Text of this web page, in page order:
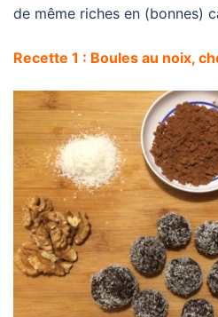
de même riches en (bonnes)
Recette 1 : Boules au noix,